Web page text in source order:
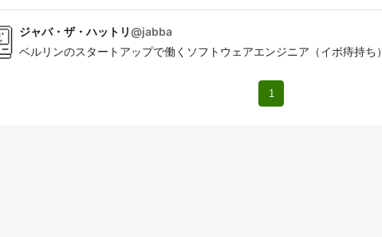
ジャバ・ザ・ハットリ@jabba
ベルリンのスタートアップで働くソフトウェアエンジニア（イボ痔持ち）
1